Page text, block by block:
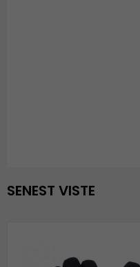
SENEST VISTE